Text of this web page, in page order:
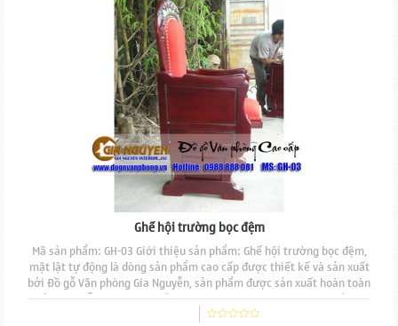
Ghế hội trường bọc đệm
Mã sản phẩm: GH-03 Giới thiệu sản phẩm: Ghế hội trường bọc đệm,
mặt lật tự động là dòng sản phẩm cao cấp được thiết kế và sản xuất
bởi Đồ gỗ Văn phòng Gia Nguyễn, sản phẩm được sản xuất hoàn toàn
thủ công mẫu mã đẹp, độ bền cao, đường nét đục chạm tinh tế. Mặt
ngồi và tựa lưng nệm mút đúc, bọc nỉ, viền tán đinh đồng. Mặt ghế